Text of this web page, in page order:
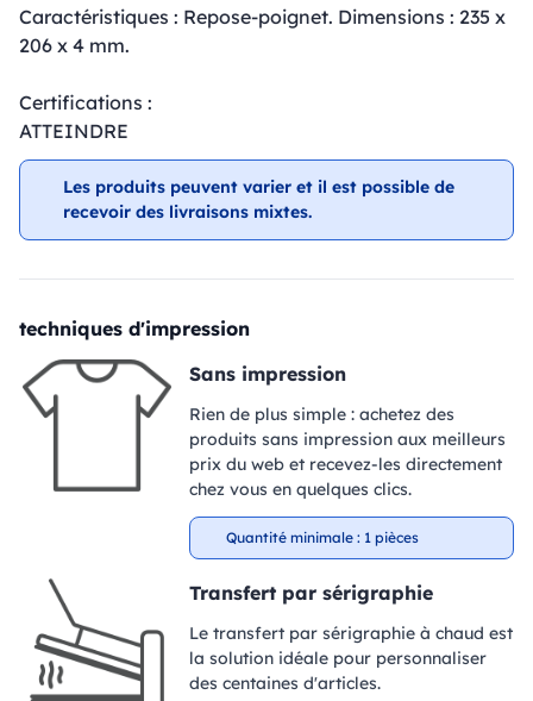
Caractéristiques : Repose-poignet. Dimensions : 235 x
206 x 4 mm.
Certifications :
ATTEINDRE
Les produits peuvent varier et il est possible de
recevoir des livraisons mixtes.
techniques d'impression
Sans impression
Rien de plus simple : achetez des
produits sans impression aux meilleurs
prix du web et recevez-les directement
chez vous en quelques clics.
Quantité minimale : 1 pièces
Transfert par sérigraphie
Le transfert par sérigraphie à chaud est
la solution idéale pour personnaliser
des centaines d'articles.